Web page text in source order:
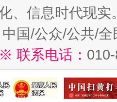
、信息时代现实
中国/公众/公共/
※ 联系电话：